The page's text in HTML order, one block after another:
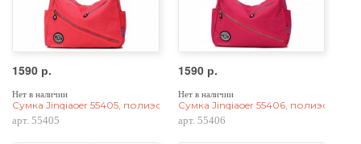
1590 р.
Нет в наличии
Сумка Jinqiaoer 55405, полиэстер, розовая
арт. 55405
1590 р.
Нет в наличии
Сумка Jinqiaoer 55406, полиэстер,
арт. 55406